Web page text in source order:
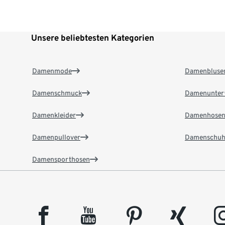
Unsere beliebtesten Kategorien
Damenmode
Damenschmuck
Damenkleider
Damenpullover
Damensporthosen
Damenhosen
facebook youtube pinterest xing